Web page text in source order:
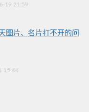
19 21:59
图片、名片打不开的问
15:44